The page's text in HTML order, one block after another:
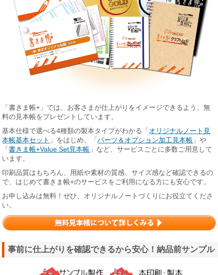
「書きま帳+」では、お客さまが仕上がりをイメージできるよう、無
料の見本帳をプレゼントしています。
基本仕様で選べる4種類の製本タイプがわかる「 オリジナルノート見
本帳基本セット 」をはじめ、「パーツ＆オプション加工見本帳 」や
「書きま帳+Value Set見本帳 」など、サービスごとに多数ご用意して
います。
印刷品質はもちろん、用紙や素材の質感、サイズ感など確認できるの
で、はじめて書きま帳+のサービスをご利用になる方にも安心です。
お申し込みは無料！ぜひ、オリジナルノートづくりにお役立てくださ
い。
事前に仕上がりを確認できるから安心！納品前サンプル